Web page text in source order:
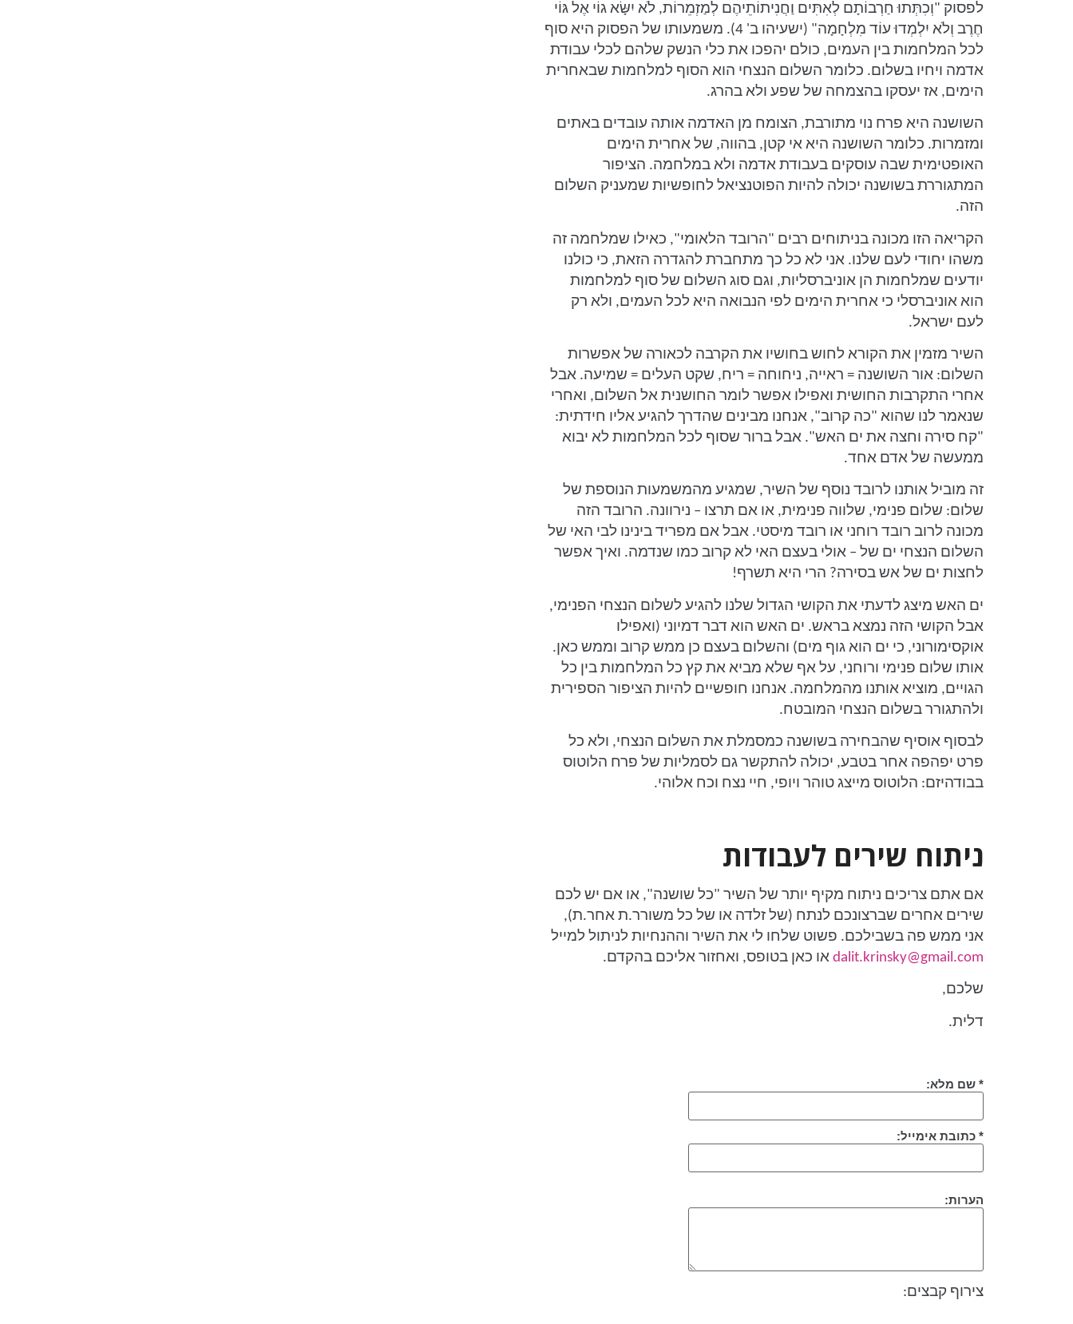
לפסוק "וְכִתְּתוּ חַרְבוֹתָם לְאִתִּים וַחֲנִיתוֹתֵיהֶם לְמַזְמֵרוֹת, לֹא יִשָּׂא גוֹי אֶל גּוֹי
חֶרֶב וְלֹא יִלְמְדוּ עוֹד מִלְחָמָה" (ישעיהו ב' 4). משמעותו של הפסוק היא סוף
לכל המלחמות בין העמים, כולם יהפכו את כלי הנשק שלהם לכלי עבודת
אדמה ויחיו בשלום. כלומר השלום הנצחי הוא הסוף למלחמות שבאחרית
הימים, אז יעסקו בהצמחה של שפע ולא בהרג.
השושנה היא פרח נוי מתורבת, הצומח מן האדמה אותה עובדים באתים
ומזמרות. כלומר השושנה היא אי קטן, בהווה, של אחרית הימים
האופטימית שבה עוסקים בעבודת אדמה ולא במלחמה. הציפור
המתגוררת בשושנה יכולה להיות הפוטנציאל לחופשיות שמעניק השלום
הזה.
הקריאה הזו מכונה בניתוחים רבים "הרובד הלאומי", כאילו שמלחמה זה
משהו יחודי לעם שלנו. אני לא כל כך מתחברת להגדרה הזאת, כי כולנו
יודעים שמלחמות הן אוניברסליות, וגם סוג השלום של סוף למלחמות
הוא אוניברסלי כי אחרית הימים לפי הנבואה היא לכל העמים, ולא רק
לעם ישראל.
השיר מזמין את הקורא לחוש בחושיו את הקרבה לכאורה של אפשרות
השלום: אור השושנה = ראייה, ניחוחה = ריח, שקט העלים = שמיעה. אבל
אחרי התקרבות החושית ואפילו אפשר לומר החושנית אל השלום, ואחרי
שנאמר לנו שהוא "כה קרוב", אנחנו מבינים שהדרך להגיע אליו חידתית:
"קח סירה וחצה את ים האש". אבל ברור שסוף לכל המלחמות לא יבוא
ממעשה של אדם אחד.
זה מוביל אותנו לרובד נוסף של השיר, שמגיע מהמשמעות הנוספת של
שלום: שלום פנימי, שלווה פנימית, או אם תרצו – נירוונה. הרובד הזה
מכונה לרוב רובד רוחני או רובד מיסטי. אבל אם מפריד בינינו לבי האי של
השלום הנצחי ים של – אולי בעצם האי לא קרוב כמו שנדמה. ואיך אפשר
לחצות ים של אש בסירה? הרי היא תשרף!
ים האש מיצג לדעתי את הקושי הגדול שלנו להגיע לשלום הנצחי הפנימי,
אבל הקושי הזה נמצא בראש. ים האש הוא דבר דמיוני (ואפילו
אוקסימורוני, כי ים הוא גוף מים) והשלום בעצם כן ממש קרוב וממש כאן.
אותו שלום פנימי ורוחני, על אף שלא מביא את קץ כל המלחמות בין כל
הגויים, מוציא אותנו מהמלחמה. אנחנו חופשיים להיות הציפור הספירית
ולהתגורר בשלום הנצחי המובטח.
לבסוף אוסיף שהבחירה בשושנה כמסמלת את השלום הנצחי, ולא כל
פרט יפהפה אחר בטבע, יכולה להתקשר גם לסמליות של פרח הלוטוס
בבודהיזם: הלוטוס מייצג טוהר ויופי, חיי נצח וכח אלוהי.
ניתוח שירים לעבודות
אם אתם צריכים ניתוח מקיף יותר של השיר "כל שושנה", או אם יש לכם
שירים אחרים שברצונכם לנתח (של זלדה או של כל משורר.ת אחר.ת),
אני ממש פה בשבילכם. פשוט שלחו לי את השיר וההנחיות לניתול למייל
dalit.krinsky@gmail.com או כאן בטופס, ואחזור אליכם בהקדם.
שלכם,
דלית.
* שם מלא:
* כתובת אימייל:
הערות:
צירוף קבצים: